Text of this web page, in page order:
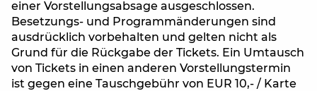
einer Vorstellungsabsage ausgeschlossen.
Besetzungs- und Programmänderungen sind
ausdrücklich vorbehalten und gelten nicht als
Grund für die Rückgabe der Tickets. Ein Umtausch
von Tickets in einen anderen Vorstellungstermin
ist gegen eine Tauschgebühr von EUR 10,- / Karte